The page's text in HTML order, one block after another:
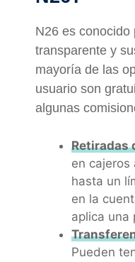
N26 es conocido
transparente y
mayoría de las
usuario son
algunas
Retiradas
en cajeros
hasta un
en la
aplica una
Pueden